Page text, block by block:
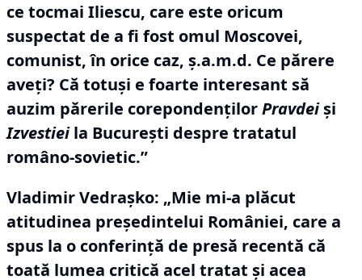
ce tocmai Iliescu, care este oricum
suspectat de a fi fost omul Moscovei,
comunist, în orice caz, ş.a.m.d. Ce părere
aveţi? Că totuşi e foarte interesant să
auzim părerile corepondenţilorPravdeişi
Izvestieila Bucureşti despre tratatul
româno-sovietic.”
Vladimir Vedraşko: „Mie mi-a plăcut
atitudinea preşedintelui României, care a
spus la o conferinţă de presă recentă că
toată lumea critică acel tratat şi acea